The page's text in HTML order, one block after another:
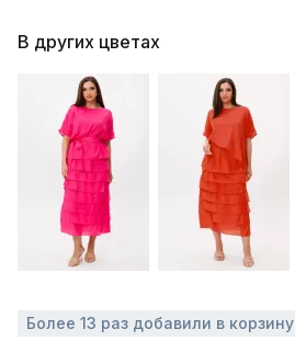
В других цветах
Более 13 раз добавили в корзину